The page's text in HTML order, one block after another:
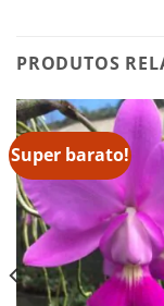
PRODUTOS
Super barato!